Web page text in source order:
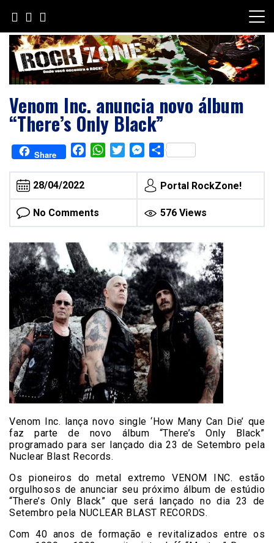
content
Venom Inc. anuncia novo álbum
“There’s Only Black”
Share FacebookWhatsAppTwitterMessenger
Share
28/04/2022 Portal RockZone!
No Comments 576 Views
Venom Inc. lança novo single ‘How Many Can Die’ que
faz parte de novo álbum “There’s Only Black”
programado para ser lançado dia 23 de Setembro pela
Nuclear Blast Records.
Os pioneiros do metal extremo VENOM INC. estão
orgulhosos de anunciar seu próximo álbum de estúdio
“There’s Only Black” que será lançado no dia 23 de
Setembro pela NUCLEAR BLAST RECORDS.
Com 40 anos de formação e revitalizados entre os